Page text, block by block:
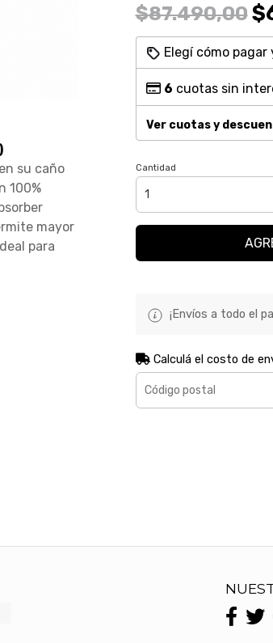
su caño
100%
mayor
para
$87.490,00
Elegí cómo
6 cuotas sin
Ver cuotas y
Cantidad
¡Envíos a todo el
Calculá el costo de